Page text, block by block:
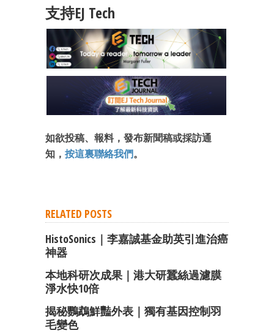
支持EJ Tech
如欲投稿、報料，發布新聞稿或採訪通
知， 按這裏聯絡我們。
RELATED POSTS
HistoSonics｜李嘉誠基金助英引進治癌
神器
本地科研次成果｜港大研蠶絲過濾膜
淨水快10倍
揭秘鸚鵡鮮豔外表｜獨有基因控制羽
毛變色